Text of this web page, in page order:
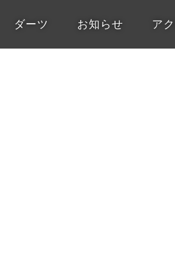
ダーツ お知らせ ア